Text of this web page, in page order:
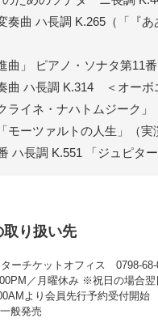
奏曲 ハ長調 K.265（「『
曲」 ピアノ・ソナタ第11
曲 ハ長調 K.314 ＜オーボ
ライネ・ナハトムジーク
モーツァルトの人生」（実
ハ長調 K.551 「ジュピター
取り扱い先
ーチケットオフィス 0798-68-
／月曜休み ※祝日の場合翌
より会員先行予約受付開始
般発売